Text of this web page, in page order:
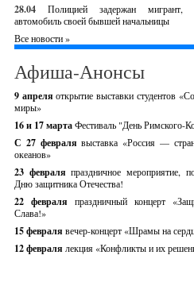
28.04
Полицией задержан мигрант,
автомобиль своей бывшей начальницы
Все новости »
Афиша-Анонсы
9 апреляоткрытие выставки студентов
миры»
16 и 17 мартаФестиваль "День Римского-
С 27 февралявыставка «Россия —
океанов»
23 февраляпраздничное мероприятие,
Дню защитника Отечества!
22 февраля праздничный концерт
Слава!»
15 февраля вечер-концерт «Шрамы на
12 февраля лекция «Конфликты и их